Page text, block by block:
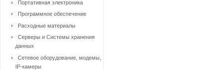
Портативная электроника
Программное обеспечение
Расходные материалы
Серверы и Системы хранения
данных
Сетевое оборудование, модемы,
IP-камеры